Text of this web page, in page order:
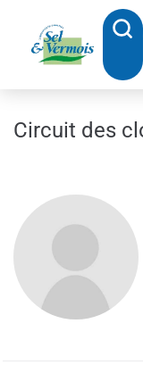
Circuit des